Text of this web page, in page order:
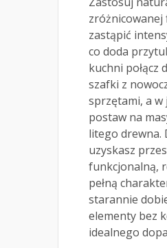
zastąpić
co doda
kuchni połącz
szafki z
sprzętami, a w
postaw na
litego drewna.
uzyskasz
funkcjonalną,
pełną
starannie
elementy bez
idealnego